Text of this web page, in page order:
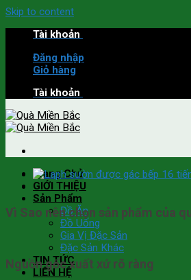
Skip to content
Tài khoản
Đăng nhập
Giỏ hàng
Tài khoản
Trang Chủ
GIỚI THIỆU
Sản Phẩm
Đồ Ăn
Đồ Uống
Gia Vị Đặc Sản
Đặc Sản Khác
TIN TỨC
LIÊN HỆ
Vì Sao nên chọn sản phẩm của
Nguồn gốc xuất xứ rõ ràng